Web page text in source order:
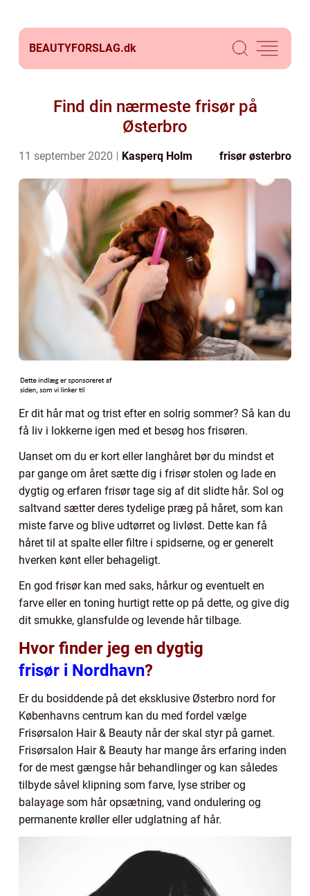
BEAUTYFORSLAG.dk
Find din nærmeste frisør på
Østerbro
11 september 2020 Kasperq Holm frisør østerbro
Er dit hår mat og trist efter en solrig sommer? Så kan du
få liv i lokkerne igen med et besøg hos frisøren.
Uanset om du er kort eller langhåret bør du mindst et
par gange om året sætte dig i frisør stolen og lade en
dygtig og erfaren frisør tage sig af dit slidte hår. Sol og
saltvand sætter deres tydelige præg på håret, som kan
miste farve og blive udtørret og livløst. Dette kan få
håret til at spalte eller filtre i spidserne, og er generelt
hverken kønt eller behageligt.
En god frisør kan med saks, hårkur og eventuelt en
farve eller en toning hurtigt rette op på dette, og give dig
dit smukke, glansfulde og levende hår tilbage.
Hvor finder jeg en dygtig
frisør i Nordhavn?
Er du bosiddende på det eksklusive Østerbro nord for
Københavns centrum kan du med fordel vælge
Frisørsalon Hair & Beauty når der skal styr på garnet.
Frisørsalon Hair & Beauty har mange års erfaring inden
for de mest gængse hår behandlinger og kan således
tilbyde såvel klipning som farve, lyse striber og
balayage som hår opsætning, vand ondulering og
permanente krøller eller udglatning af hår.